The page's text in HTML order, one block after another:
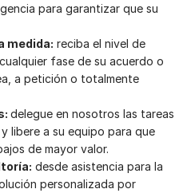
para garantizar que su
medida: reciba el nivel de
fase de su acuerdo o
a petición o totalmente
delegue en nosotros las tareas
libere a su equipo para que
de mayor valor.
desde asistencia para la
personalizada por